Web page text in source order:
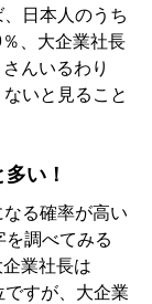
日本人のうち
、大企業社長
んいるわり
いと見ること
い！
る確率が高い
調べてみる
業社長は
すが、大企業